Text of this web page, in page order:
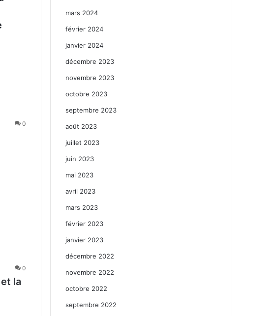
0
0
la
mars 2024
février 2024
janvier 2024
décembre 2023
novembre 2023
octobre 2023
septembre 2023
août 2023
juillet 2023
juin 2023
mai 2023
avril 2023
mars 2023
février 2023
janvier 2023
décembre 2022
novembre 2022
octobre 2022
septembre 2022